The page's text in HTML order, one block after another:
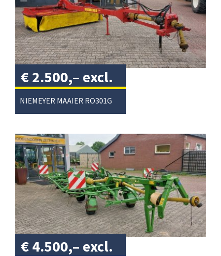
NIEMEYER MAAIER RO301G
€ 2.500,– excl.
btw/
€ 4.500,– excl.